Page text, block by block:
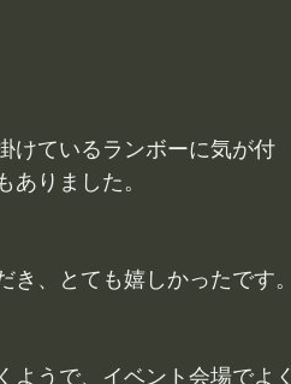
けているランボーに気が付
りました。
、とても嬉しかったです。
ようで、イベント会場でよく